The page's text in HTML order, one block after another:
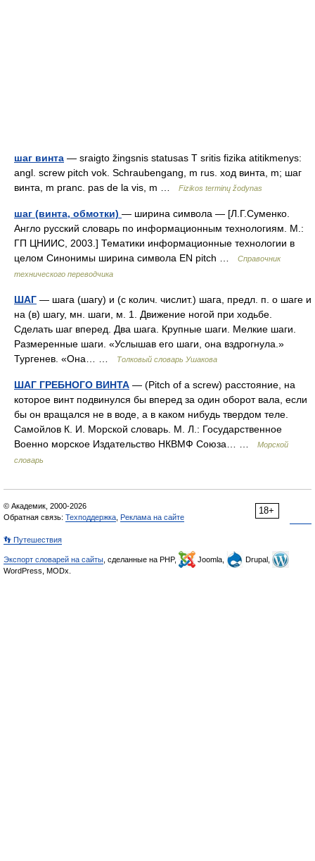
шаг винта — sraigto žingsnis statusas T sritis fizika atitikmenys:
angl. screw pitch vok. Schraubengang, m rus. ход винта, m; шаг
винта, m pranc. pas de la vis, m …
Fizikos terminų žodynas
шаг (винта, обмотки) — ширина символа — [Л.Г.Суменко.
Англо русский словарь по информационным технологиям. М.:
ГП ЦНИИС, 2003.] Тематики информационные технологии в
целом Синонимы ширина символа EN pitch …
Справочник
технического переводчика
ШАГ — шага (шагу) и (с колич. числит.) шага, предл. п. о шаге и
на (в) шагу, мн. шаги, м. 1. Движение ногой при ходьбе.
Сделать шаг вперед. Два шага. Крупные шаги. Мелкие шаги.
Размеренные шаги. «Услышав его шаги, она вздрогнула.»
Тургенев. «Она… …
Толковый словарь Ушакова
ШАГ ГРЕБНОГО ВИНТА — (Pitch of a screw) расстояние, на
которое винт подвинулся бы вперед за один оборот вала, если
бы он вращался не в воде, а в каком нибудь твердом теле.
Самойлов К. И. Морской словарь. М. Л.: Государственное
Военно морское Издательство НКВМФ Союза… …
Морской
словарь
18+
© Академик, 2000-2026
Обратная связь: Техподдержка Реклама на сайте
👣 Путешествия
Экспорт словарей на сайты , сделанные на PHP, Joomla,
Drupal,
WordPress, MODx.